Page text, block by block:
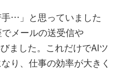
…」と思っていました
メールの送受信や
ました。これだけでAIツ
り、仕事の効率が大きく